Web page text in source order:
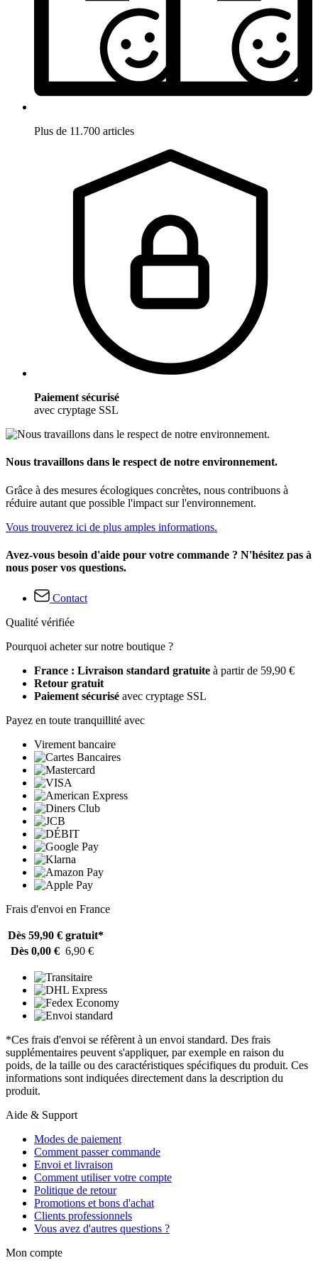
Plus de 11.700 articles
Paiement sécurisé
avec cryptage SSL
Nous travaillons dans le respect de notre environnement.
Grâce à des mesures écologiques concrètes, nous contribuons à
réduire autant que possible l'impact sur l'environnement.
Vous trouverez ici de plus amples informations.
Avez-vous besoin d'aide pour votre commande ? N'hésitez pas à
nous poser vos questions.
Contact
Qualité vérifiée
Pourquoi acheter sur notre boutique ?
France : Livraison standard gratuite à partir de 59,90 €
Retour gratuit
Paiement sécurisé avec cryptage SSL
Payez en toute tranquillité avec
Virement bancaire
Frais d'envoi en France
Dès 59,90 € gratuit*
Dès 0,00 € 6,90 €
*Ces frais d'envoi se réfèrent à un envoi standard. Des frais
supplémentaires peuvent s'appliquer, par exemple en raison du
poids, de la taille ou des caractéristiques spécifiques du produit. Ces
informations sont indiquées directement dans la description du
produit.
Aide & Support
Modes de paiement
Comment passer commande
Envoi et livraison
Comment utiliser votre compte
Politique de retour
Promotions et bons d'achat
Clients professionnels
Vous avez d'autres questions ?
Mon compte